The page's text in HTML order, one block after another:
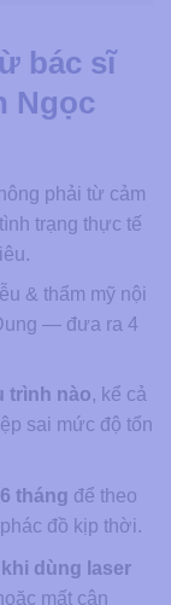
bác sĩ
Ngọc
phải từ cảm
trạng thực tế
& thẩm mỹ nội
— đưa ra 4
trình nào, kể cả
sai mức độ tổn
tháng để theo
đồ kịp thời.
dùng laser
mất cân